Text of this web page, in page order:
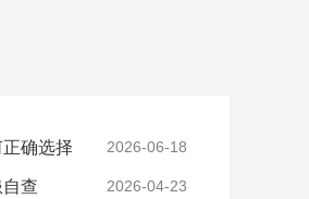
确选择 2026-06-18
查 2026-04-23